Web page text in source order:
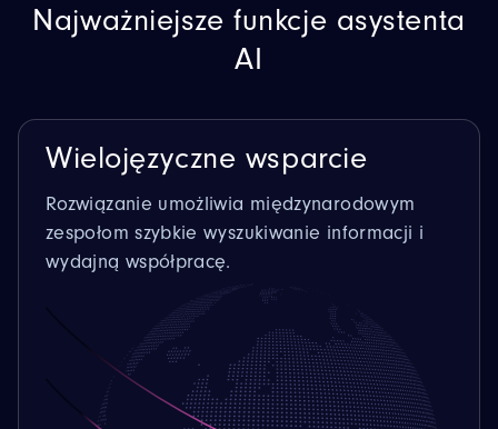
Najważniejsze funkcje asystenta
AI
Wielojęzyczne wsparcie
Rozwiązanie umożliwia międzynarodowym
zespołom szybkie wyszukiwanie informacji i
wydajną współpracę.